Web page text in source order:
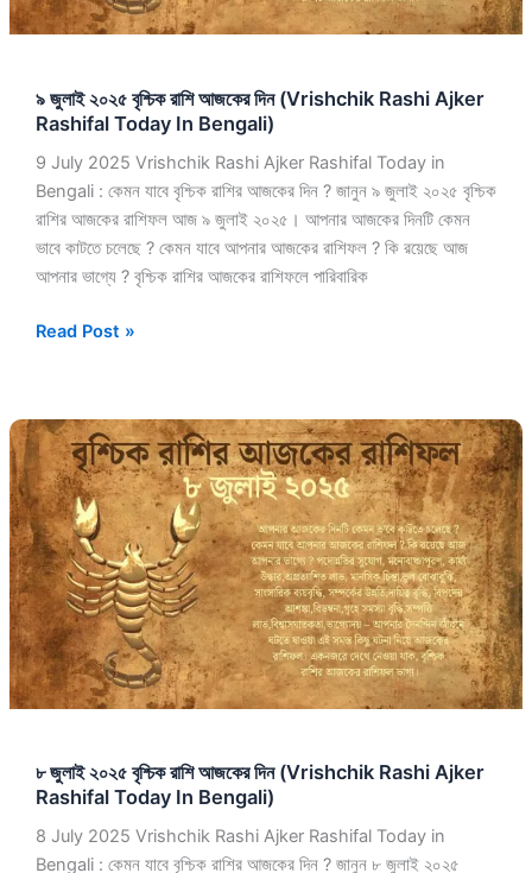
৯ জুলাই ২০২৫ বৃশ্চিক রাশি আজকের দিন (Vrishchik Rashi Ajker
Rashifal Today In Bengali)
9 July 2025 Vrishchik Rashi Ajker Rashifal Today in
Bengali : কেমন যাবে বৃশ্চিক রাশির আজকের দিন ? জানুন ৯ জুলাই ২০২৫ বৃশ্চিক
রাশির আজকের রাশিফল আজ ৯ জুলাই ২০২৫। আপনার আজকের দিনটি কেমন
ভাবে কাটতে চলেছে ? কেমন যাবে আপনার আজকের রাশিফল ? কি রয়েছে আজ
আপনার ভাগ্যে ? বৃশ্চিক রাশির আজকের রাশিফলে পারিবারিক
Ajker
In
Bengali)
Read Post »
৮ জুলাই ২০২৫ বৃশ্চিক রাশি আজকের দিন (Vrishchik Rashi Ajker
Rashifal Today In Bengali)
8 July 2025 Vrishchik Rashi Ajker Rashifal Today in
Bengali : কেমন যাবে বৃশ্চিক রাশির আজকের দিন ? জানুন ৮ জুলাই ২০২৫
৮
জুলাই
২০২৫
বৃশ্চিক
রাশি
আজকের
দিন
(Vrishchik
Rashi
Ajker
In
Bengali)